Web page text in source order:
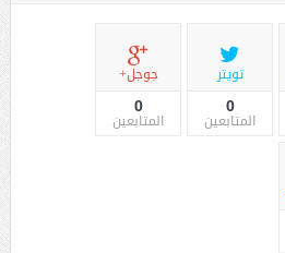
تويتر
0
المتابعين
جوجل+
0
المتابعين